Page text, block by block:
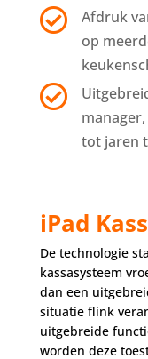

Afdruk
op

tot jaren
iPad
De technologie
kassasysteem
dan een
situatie flink
uitgebreide
worden deze